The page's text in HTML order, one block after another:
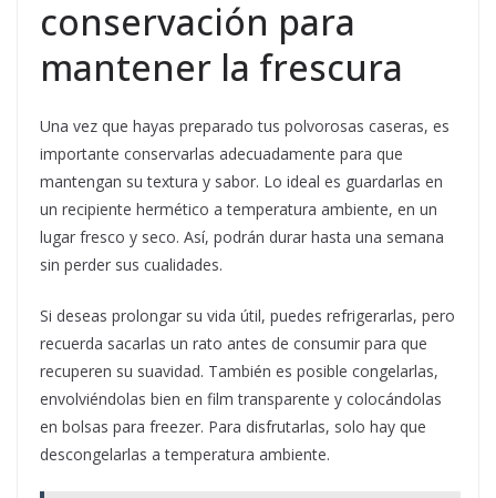
conservación para
mantener la frescura
Una vez que hayas preparado tus polvorosas caseras, es
importante conservarlas adecuadamente para que
mantengan su textura y sabor. Lo ideal es guardarlas en
un recipiente hermético a temperatura ambiente, en un
lugar fresco y seco. Así, podrán durar hasta una semana
sin perder sus cualidades.
Si deseas prolongar su vida útil, puedes refrigerarlas, pero
recuerda sacarlas un rato antes de consumir para que
recuperen su suavidad. También es posible congelarlas,
envolviéndolas bien en film transparente y colocándolas
en bolsas para freezer. Para disfrutarlas, solo hay que
descongelarlas a temperatura ambiente.